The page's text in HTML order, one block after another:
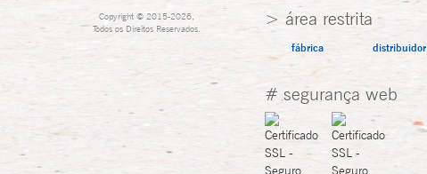
Copyright © 2015-2026,
Todos os Direitos Reservados.
> área restrita
fábrica distribuidor
# segurança web